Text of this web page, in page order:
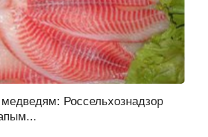
Россельхознадзор